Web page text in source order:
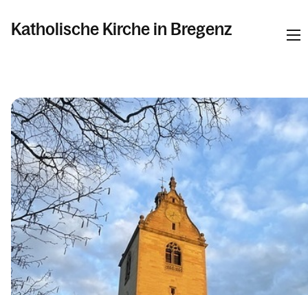
Katholische Kirche in Bregenz
Pfarren
Kalender
Personen